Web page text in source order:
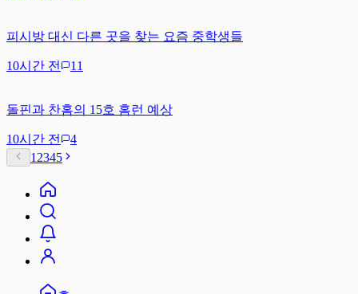
피시방 대신 다른 곳을 찾는 요즘 중학생들
10시간 전 11
돌핀과 찬홈의 15호 홈런 예상
10시간 전
4
1 2345